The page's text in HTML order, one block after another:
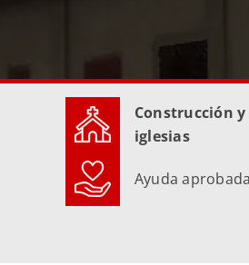
Construcción
iglesias
Ayuda